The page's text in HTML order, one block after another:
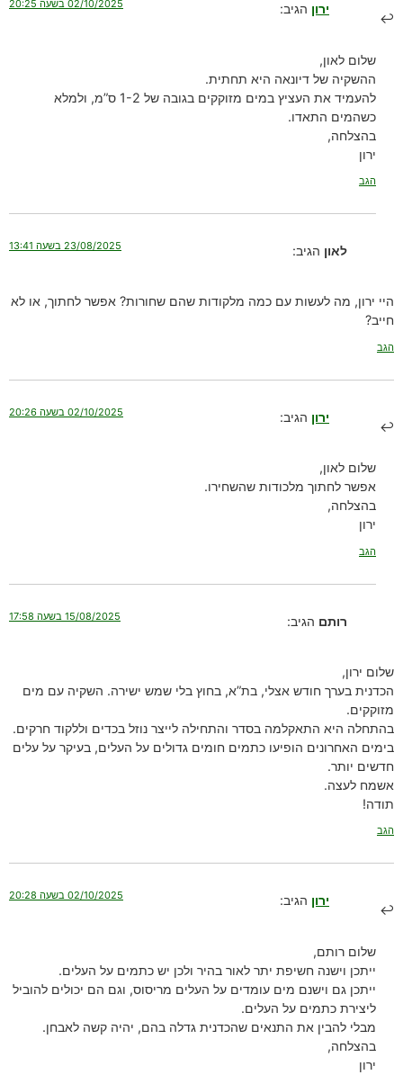
ירון הגיב: 02/10/2025 בשעה 20:25
שלום לאון,
ההשקיה של דיונאה היא תחתית.
להעמיד את העציץ במים מזוקקים בגובה של 1-2 ס”מ, ולמלא
כשהמים התאדו.
בהצלחה,
ירון
הגב
לאון הגיב: 23/08/2025 בשעה 13:41
היי ירון, מה לעשות עם כמה מלקודות שהם שחורות? אפשר לחתוך, או לא
חייב?
הגב
ירון הגיב: 02/10/2025 בשעה 20:26
שלום לאון,
אפשר לחתוך מלכודות שהשחירו.
בהצלחה,
ירון
הגב
רותם הגיב: 15/08/2025 בשעה 17:58
שלום ירון,
הכדנית בערך חודש אצלי, בת”א, בחוץ בלי שמש ישירה. השקיה עם מים
מזוקקים.
בהתחלה היא התאקלמה בסדר והתחילה לייצר נוזל בכדים וללקוד חרקים.
בימים האחרונים הופיעו כתמים חומים גדולים על העלים, בעיקר על עלים
חדשים יותר.
אשמח לעצה.
תודה!
הגב
ירון הגיב: 02/10/2025 בשעה 20:28
שלום רותם,
ייתכן וישנה חשיפת יתר לאור בהיר ולכן יש כתמים על העלים.
ייתכן גם וישנם מים עומדים על העלים מריסוס, וגם הם יכולים להוביל
ליצירת כתמים על העלים.
מבלי להבין את התנאים שהכדנית גדלה בהם, יהיה קשה לאבחן.
בהצלחה,
ירון